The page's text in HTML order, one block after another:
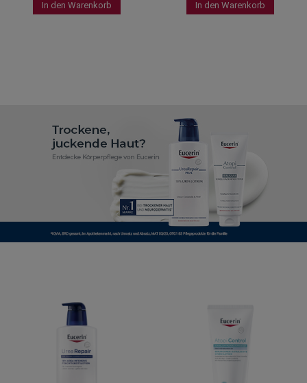
In den Warenkorb In den Warenkorb